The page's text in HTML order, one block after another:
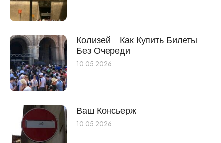
Колизей – Как Купить Билеты
Без Очереди
10.05.2026
Ваш Консьерж
10.05.2026